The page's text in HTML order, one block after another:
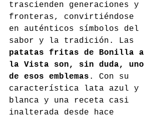
trascienden generaciones y
fronteras, convirtiéndose
en auténticos símbolos del
sabor y la tradición. Las
patatas fritas de Bonilla a
la Vista son, sin duda, uno
de esos emblemas . Con su
característica lata azul y
blanca y una receta casi
inalterada desde hace